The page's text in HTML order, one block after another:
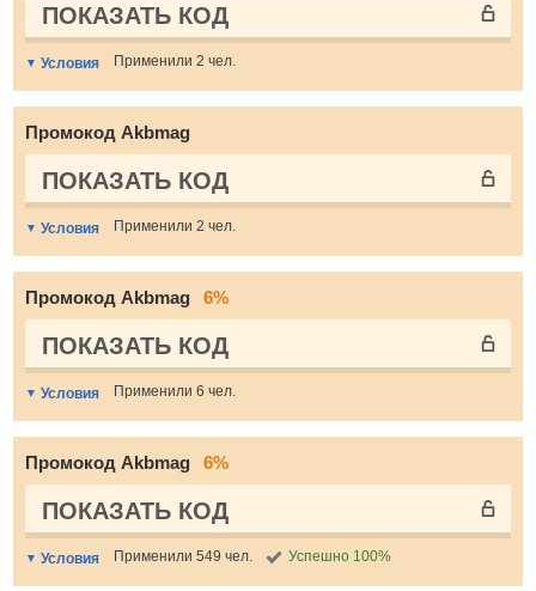
ПОКАЗАТЬ КОД
Условия Применили 2 чел.
Промокод Akbmag
ПОКАЗАТЬ КОД
Условия Применили 2 чел.
Промокод Akbmag 6%
ПОКАЗАТЬ КОД
Условия Применили 6 чел.
Промокод Akbmag 6%
ПОКАЗАТЬ КОД
Условия Применили 549 чел. Успешно 100%